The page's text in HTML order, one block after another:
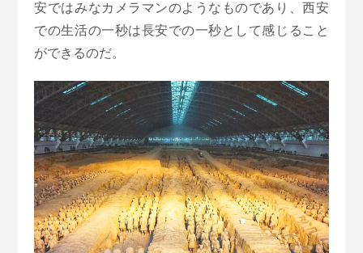
安ではみなカメラマンのようなものであり、西安
での生活の一秒は長安での一秒として感じること
ができるのだ。